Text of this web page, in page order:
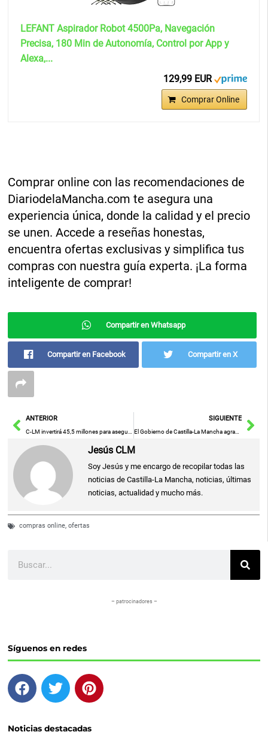
LEFANT Aspirador Robot 4500Pa, Navegación
Precisa, 180 Min de Autonomía, Control por App y
Alexa,...
129,99 EUR
Comprar Online
Comprar online con las recomendaciones de
DiariodelaMancha.com te asegura una
experiencia única, donde la calidad y el precio
se unen. Accede a reseñas honestas,
encuentra ofertas exclusivas y simplifica tus
compras con nuestra guía experta. ¡La forma
inteligente de comprar!
Compartir en Whatsapp
Compartir en Facebook Compartir en X
AntANTERIOR
C-LM invertirá 45,5 millones para asegurar el suministro de material de incontinencia urinaria en el Sescam
SIGUIENTE
El Gobierno de Castilla-La Mancha agradece a Fecam el uso del deporte como herramienta de inclusión y valores para la sociedad.
Jesús CLM
Soy Jesús y me encargo de recopilar todas las
noticias de Castilla-La Mancha, noticias, últimas
noticias, actualidad y mucho más.
compras online,ofertas
– patrocinadores –
Síguenos en redes
F
a
e
T
w
t
P
i
t
Noticias destacadas